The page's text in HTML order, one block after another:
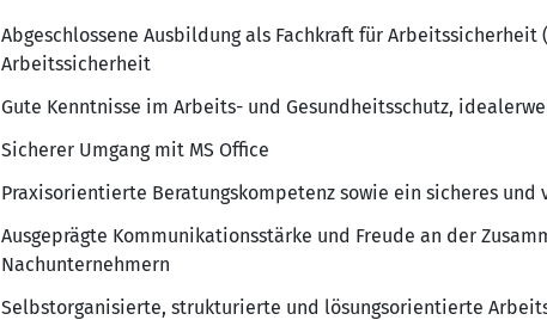
Abgeschlossene Ausbildung als Fachkraft für
Arbeitssicherheit
Gute Kenntnisse im Arbeits- und Gesundheitsschutz,
Sicherer Umgang mit MS Office
Praxisorientierte Beratungskompetenz sowie ein sicheres
Ausgeprägte Kommunikationsstärke und Freude an der
Nachunternehmern
Selbstorganisierte, strukturierte und lösungsorientierte